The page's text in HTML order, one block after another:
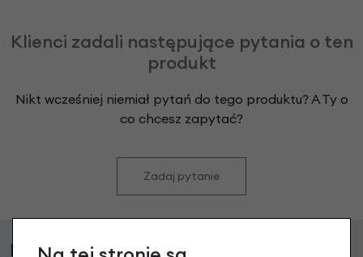
Klienci zadali następujące pytania o ten
produkt
Nikt wcześniej niemiał pytań do tego produktu? A Ty o
co chcesz zapytać?
Zadaj pytanie
Podobne produkty